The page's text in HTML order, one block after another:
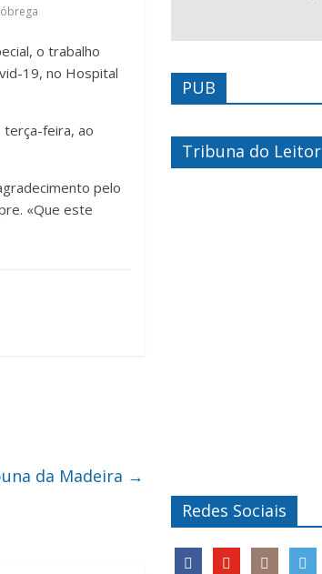
o trabalho
19, no Hospital
terça-feira, ao
pelo
«Que este
da Madeira →
PUB
Tribuna do Leitor
Redes Sociais